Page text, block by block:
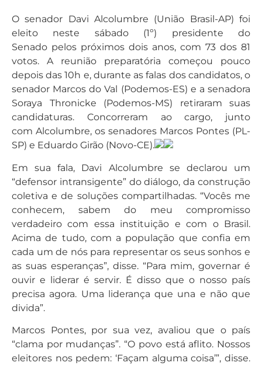
O senador Davi Alcolumbre (União Brasil-AP) foi
eleito neste sábado (1º) presidente do
Senado pelos próximos dois anos, com 73 dos 81
votos. A reunião preparatória começou pouco
depois das 10h e, durante as falas dos candidatos, o
senador Marcos do Val (Podemos-ES) e a senadora
Soraya Thronicke (Podemos-MS) retiraram suas
candidaturas. Concorreram ao cargo, junto
com Alcolumbre, os senadores Marcos Pontes (PL-
SP) e Eduardo Girão (Novo-CE).
Em sua fala, Davi Alcolumbre se declarou um
“defensor intransigente” do diálogo, da construção
coletiva e de soluções compartilhadas. “Vocês me
conhecem, sabem do meu compromisso
verdadeiro com essa instituição e com o Brasil.
Acima de tudo, com a população que confia em
cada um de nós para representar os seus sonhos e
as suas esperanças”, disse. “Para mim, governar é
ouvir e liderar é servir. É disso que o nosso país
precisa agora. Uma liderança que una e não que
divida”.
Marcos Pontes, por sua vez, avaliou que o país
“clama por mudanças”. “O povo está aflito. Nossos
eleitores nos pedem: ‘Façam alguma coisa’”, disse.